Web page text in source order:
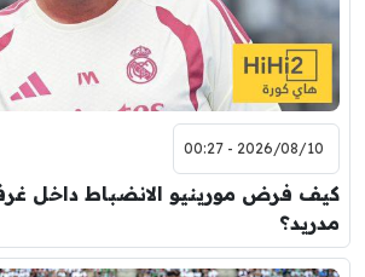
2026/08/10 - 00:27
كيف فرض مورينيو الانضباط داخل
مدريد؟